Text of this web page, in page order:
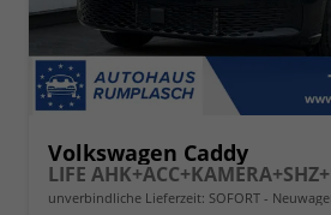
Volkswagen Caddy
unverbindliche Lieferzeit: SOFORT